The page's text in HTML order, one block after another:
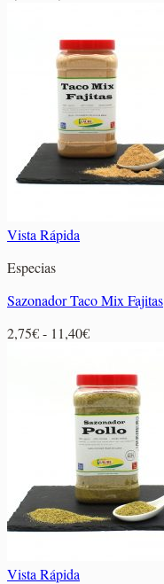
desde
2,30€
hasta
8,75€
Vista Rápida
Especias
Sazonador Taco Mix Fajitas
2,75€- 11,40€Rango
precios:
desde
2,75€
hasta
11,40€
Vista Rápida